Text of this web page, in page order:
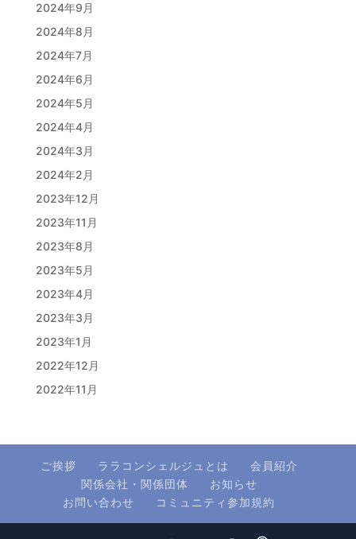
2024年9月
2024年8月
2024年7月
2024年6月
2024年5月
2024年4月
2024年3月
2024年2月
2023年12月
2023年11月
2023年8月
2023年5月
2023年4月
2023年3月
2023年1月
2022年12月
2022年11月
ご挨拶 ララコンシェルジュとは
会員紹介
関係会社・関係団体
お知らせ
お問い合わせ
コミュニティ参加規約